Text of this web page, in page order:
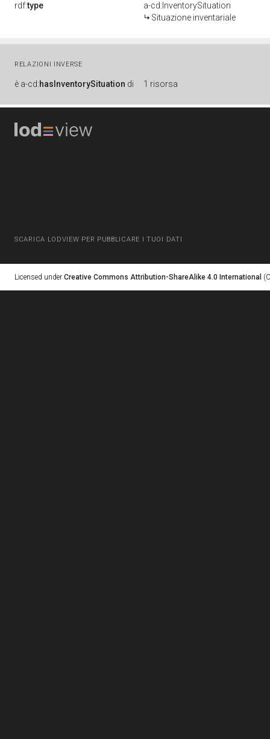
rdf:type
a-cd:InventorySituation
Situazione inventariale
RELAZIONI INVERSE
è a-cd:hasInventorySituation di 1 risorsa
SCARICA LODVIEW PER PUBBLICARE I TUOI DATI
Licensed under Creative Commons Attribution-ShareAlike 4.0 International